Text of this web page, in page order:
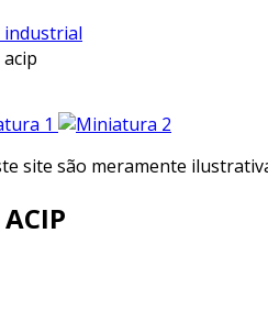
industrial
site são meramente